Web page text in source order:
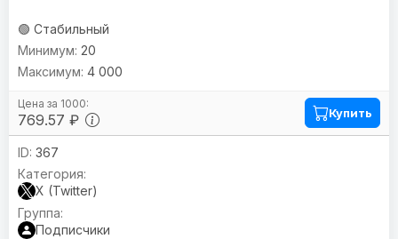
🟢 Стабильный
769.57 ₽
20
4 000
Купить
367
X (Twitter)
Подписчики